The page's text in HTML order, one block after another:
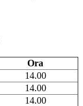
Ora
14.00
14.00
14.00